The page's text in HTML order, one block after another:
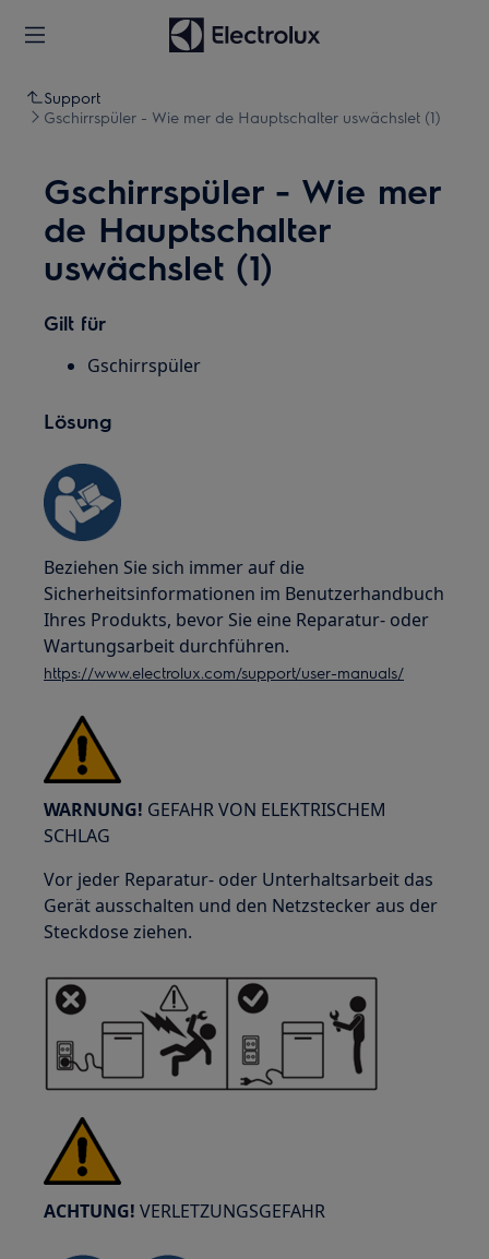
Support
Gschirrspüler - Wie mer de Hauptschalter uswächslet (1)
Gschirrspüler - Wie mer
de Hauptschalter
uswächslet (1)
Gilt für
Gschirrspüler
Lösung
Beziehen Sie sich immer auf die
Sicherheitsinformationen im Benutzerhandbuch
Ihres Produkts, bevor Sie eine Reparatur- oder
Wartungsarbeit durchführen.
https://www.electrolux.com/support/user-manuals/
WARNUNG! GEFAHR VON ELEKTRISCHEM
SCHLAG
Vor jeder Reparatur- oder Unterhaltsarbeit das
Gerät ausschalten und den Netzstecker aus der
Steckdose ziehen.
ACHTUNG! VERLETZUNGSGEFAHR